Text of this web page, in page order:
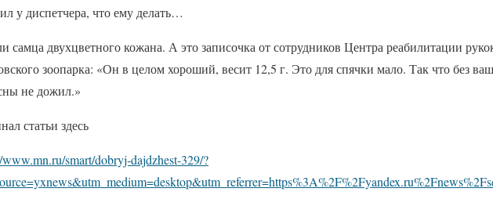
у диспетчера, что ему делать…
самца двухцветного кожана. А это записочка от сотрудников Центра реабилитации
зоопарка: «Он в целом хороший, весит 12,5 г. Это для спячки мало. Так что без
не дожил.»
статьи здесь
smart/dobryj-dajdzhest-329/?